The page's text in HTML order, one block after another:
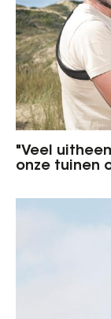
"Veel
onze tuinen